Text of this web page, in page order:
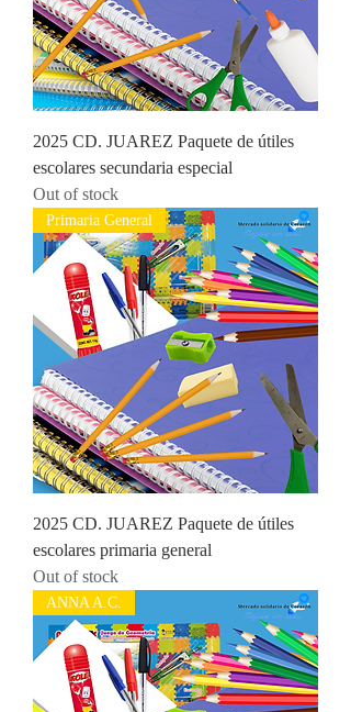
2025 CD. JUAREZ Paquete de útiles
escolares secundaria especial
Out of stock
Primaria General
2025 CD. JUAREZ Paquete de útiles
escolares primaria general
Out of stock
ANNA A.C.